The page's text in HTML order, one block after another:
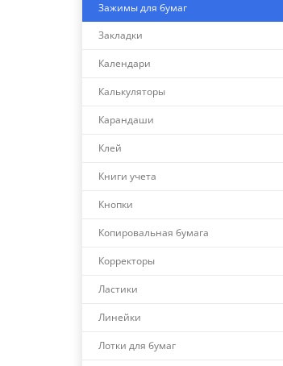
Зажимы для бумаг
Закладки
Календари
Калькуляторы
Карандаши
Клей
Книги учета
Кнопки
Копировальная бумага
Корректоры
Ластики
Линейки
Лотки для бумаг